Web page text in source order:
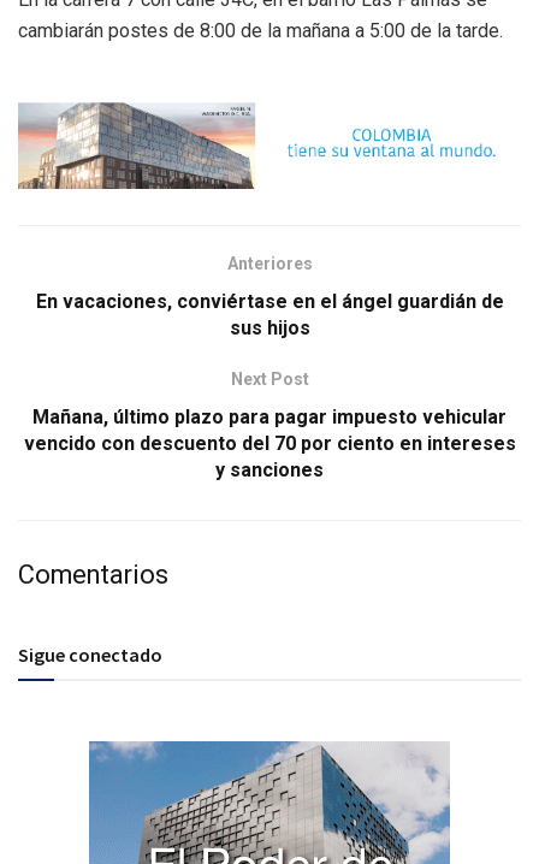
cambiarán postes de 8:00 de la mañana a 5:00 de la tarde.
Anteriores
En vacaciones, conviértase en el ángel guardián de
sus hijos
Next Post
Mañana, último plazo para pagar impuesto vehicular
vencido con descuento del 70 por ciento en intereses
y sanciones
Comentarios
Sigue conectado